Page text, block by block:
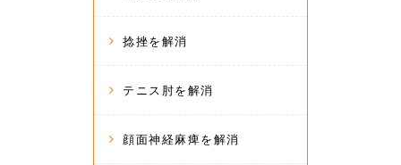
捻挫を解消
テニス肘を解消
顔面神経麻痺を解消